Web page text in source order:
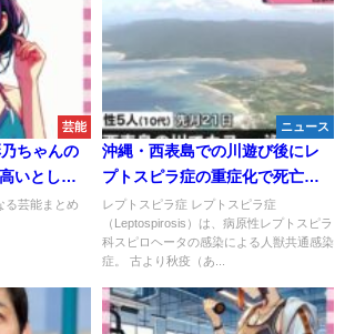
芸能
ちゃんの
いとして
ｗｗｗｗ
ｗｗ
る芸能まとめ
ニュース
沖縄・西表島での川遊び後にレ
プトスピラ症の重症化で死亡リ
スクが！注意喚起
レプトスピラ症 レプトスピラ症
（Leptospirosis）は、病原性レプトスピラ
科スピロヘータの感染による人獣共通感染
症。 古より秋疫（あ...